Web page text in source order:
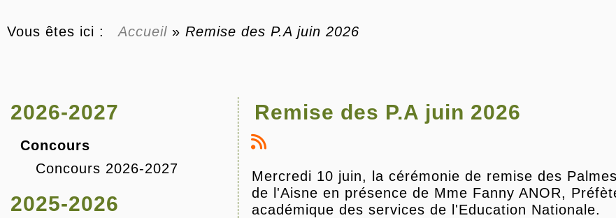
Vous êtes ici : Accueil » Remise des P.A juin 2026
2026-2027
Concours
Concours 2026-2027
2025-2026
Remise des P.A juin 2026
Mercredi 10 juin, la cérémonie de remise des
de l'Aisne en présence de Mme Fanny ANOR,
académique des services de l'Education Nationale.